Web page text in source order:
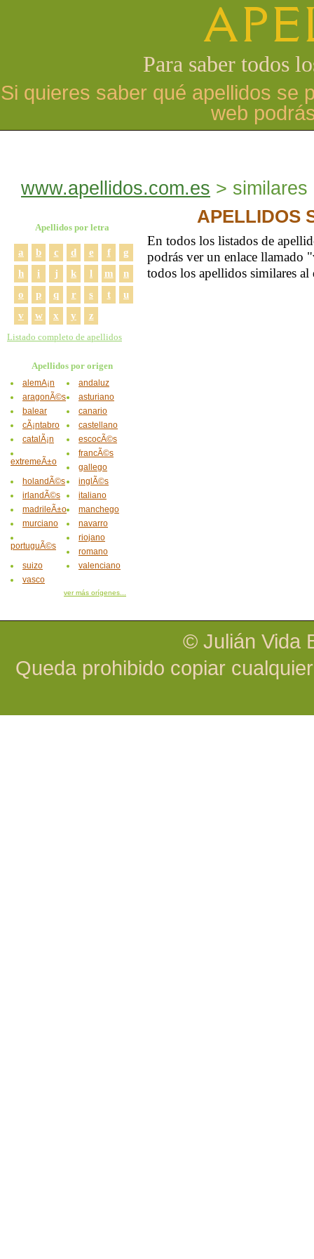
Para saber todos
Si quieres saber qué apellidos se
web
www.apellidos.com.es similares
APELLIDOS
En todos los listados de
podrás ver un enlace llamado
todos los apellidos similares al
Apellidos por letra
a b c d e f
g
h
i j k l m
n
o
p q r s t
u
v
w x y z
Listado completo de apellidos
Apellidos por origen
alemÃ¡n
andaluz
aragonÃ©s
asturiano
balear
canario
cÃ¡ntabro
castellano
catalÃ¡n
escocÃ©s
extremeÃ±o
francÃ©s
gallego
holandÃ©s
inglÃ©s
irlandÃ©s
italiano
madrileÃ±o
manchego
murciano
navarro
portuguÃ©s
riojano
romano
suizo
valenciano
vasco
ver más orígenes...
© Julián Vida
Queda prohibido copiar